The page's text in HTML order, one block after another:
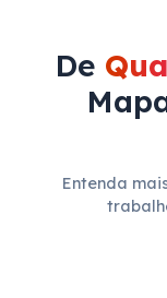
De
Entenda